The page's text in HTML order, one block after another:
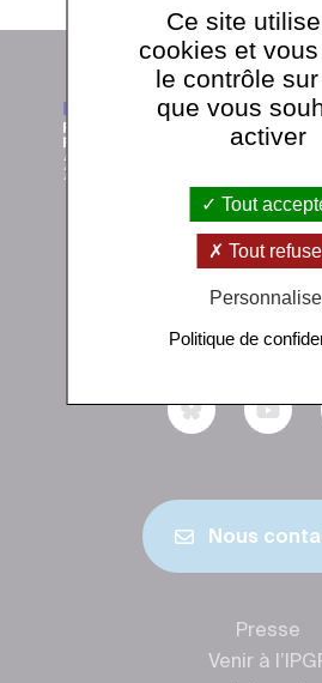
Institut de physique du
1 rue Jussieu 75238
Nous
Presse
Venir à
Ce site
cookies et
le contrôle
que vous
activer
Tout
Tout
Politique de